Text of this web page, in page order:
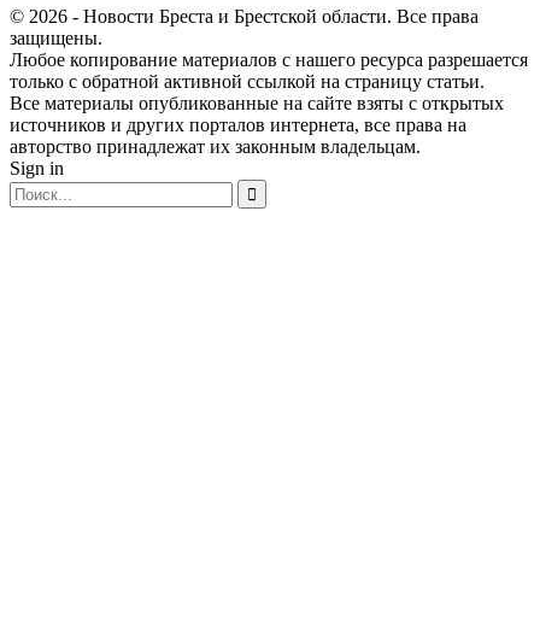
© 2026 - Новости Бреста и Брестской области. Все права
защищены.
Любое копирование материалов с нашего ресурса разрешается
только с обратной активной ссылкой на страницу статьи.
Все материалы опубликованные на сайте взяты с открытых
источников и других порталов интернета, все права на
авторство принадлежат их законным владельцам.
Sign in